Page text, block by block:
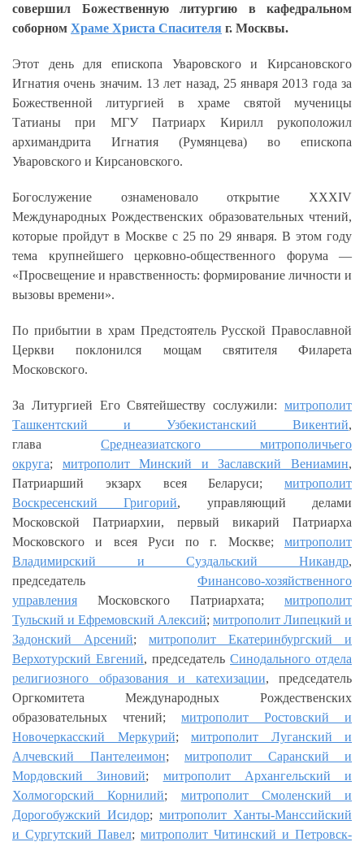
совершил Божественную литургию в кафедральном
соборном Храме Христа Спасителя г. Москвы.
Этот день для епископа Уваровского и Кирсановского
Игнатия очень значим. 13 лет назад, 25 января 2013 года за
Божественной литургией в храме святой мученицы
Татианы при МГУ Патриарх Кирилл рукоположил
архимандрита Игнатия (Румянцева) во епископа
Уваровского и Кирсановского.
Богослужение ознаменовало открытие XXXIV
Международных Рождественских образовательных чтений,
которые пройдут в Москве с 25 по 29 января. В этом году
тема крупнейшего церковно-общественного форума —
«Просвещение и нравственность: формирование личности и
вызовы времени».
По прибытии в храм Предстоятель Русской Православной
Церкви поклонился мощам святителя Филарета
Московского.
За Литургией Его Святейшеству сослужили: митрополит
Ташкентский и Узбекистанский Викентий,
глава Среднеазиатского митрополичьего
округа; митрополит Минский и Заславский Вениамин,
Патриарший экзарх всея Беларуси; митрополит
Воскресенский Григорий, управляющий делами
Московской Патриархии, первый викарий Патриарха
Московского и всея Руси по г. Москве; митрополит
Владимирский и Суздальский Никандр,
председатель Финансово-хозяйственного
управления Московского Патриархата; митрополит
Тульский и Ефремовский Алексий; митрополит Липецкий и
Задонский Арсений; митрополит Екатеринбургский и
Верхотурский Евгений, председатель Синодального отдела
религиозного образования и катехизации, председатель
Оргкомитета Международных Рождественских
образовательных чтений; митрополит Ростовский и
Новочеркасский Меркурий; митрополит Луганский и
Алчевский Пантелеимон; митрополит Саранский и
Мордовский Зиновий; митрополит Архангельский и
Холмогорский Корнилий; митрополит Смоленский и
Дорогобужский Исидор; митрополит Ханты-Манссийский
и Сургутский Павел; митрополит Читинский и Петровск-